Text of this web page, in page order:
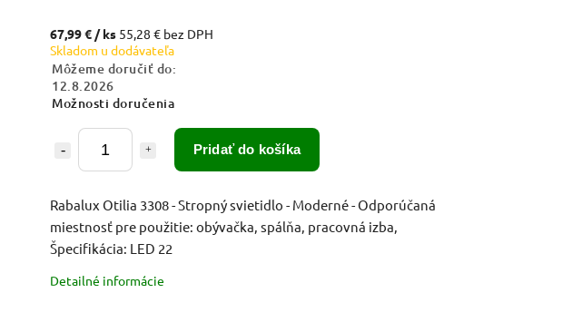
67,99 € / ks 55,28 € bez DPH
Skladom u dodávateľa
Môžeme doručiť do:
12.8.2026
Možnosti doručenia
Pridať do košíka
Rabalux Otilia 3308 - Stropný svietidlo - Moderné - Odporúčaná
miestnosť pre použitie: obývačka, spálňa, pracovná izba,
Špecifikácia: LED 22
Detailné informácie